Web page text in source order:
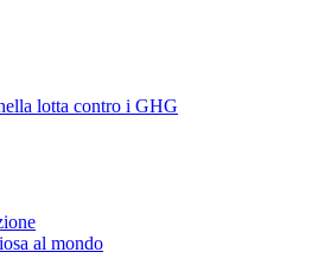
lotta contro i GHG
al mondo